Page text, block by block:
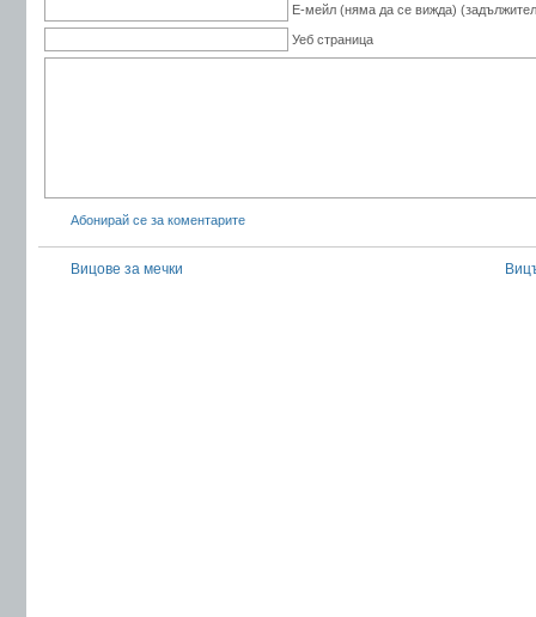
Е-мейл (няма да се вижда)
Уеб страница
Абонирай се за коментарите
Вицове за мечки